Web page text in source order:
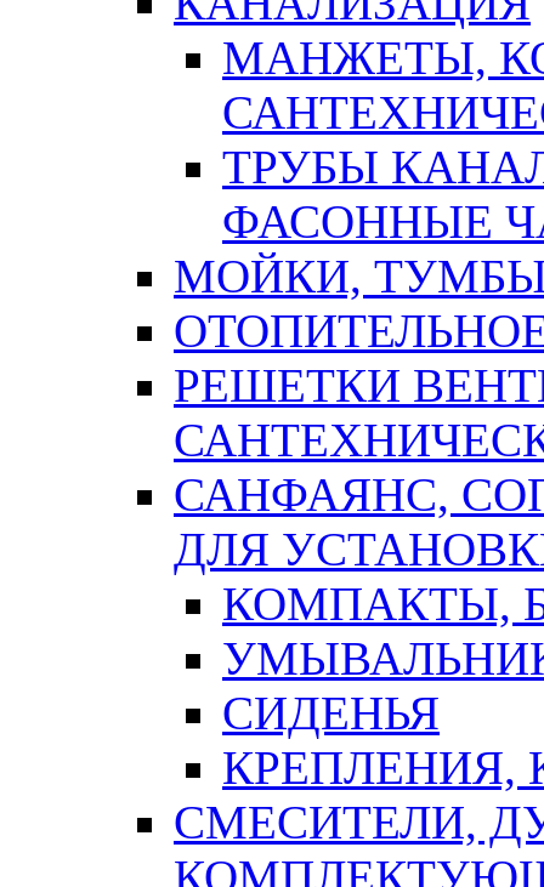
МАНЖЕТЫ,
ТРУБЫ
ФАСОННЫЕ
МОЙКИ,
РЕШЕТКИ
САНФАЯНС,
ДЛЯ
КОМПАКТЫ,
СИДЕНЬЯ
СМЕСИТЕЛИ,